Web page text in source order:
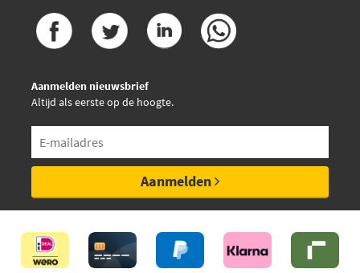
Aanmelden nieuwsbrief
Altijd als eerste op de hoogte.
Aanmelden